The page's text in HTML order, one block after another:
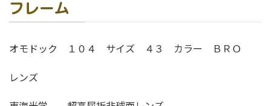
フレーム
オモドック １０４ サイズ ４３ カラー ＢＲＯ
レンズ